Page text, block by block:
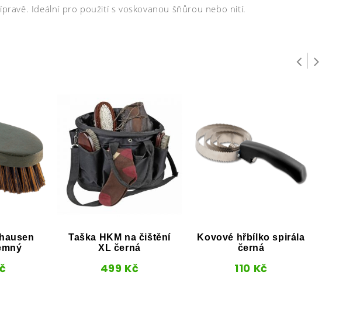
Ideální pro použití s voskovanou šňůrou nebo nití.
Taška HKM na čištění
XL černá
499 Kč
Kovové hřbílko spirála
černá
110 Kč